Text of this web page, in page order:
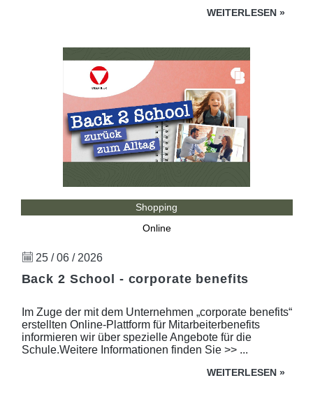
WEITERLESEN »
Shopping
Online
25 / 06 / 2026
Back 2 School - corporate benefits
Im Zuge der mit dem Unternehmen „corporate benefits“
erstellten Online-Plattform für Mitarbeiterbenefits
informieren wir über spezielle Angebote für die
Schule.Weitere Informationen finden Sie >> ...
WEITERLESEN »